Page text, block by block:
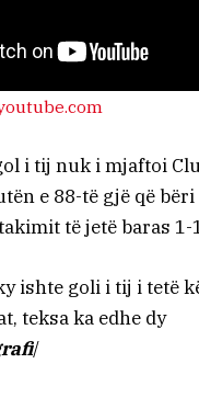
i tij nuk i mjaftoi
e 88-të gjë që
të jetë baras 1-
ishte goli i tij i tetë
teksa ka edhe dy
/